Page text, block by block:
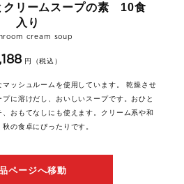
クリームスープの素 10食
入り
cream soup
円（税込）
ッシュルームを使用しています。 乾燥させ
に溶けだし、おいしいスープです。おひと
おもてなしにも使えます。クリーム系や和
の食卓にぴったりです。
ページへ移動